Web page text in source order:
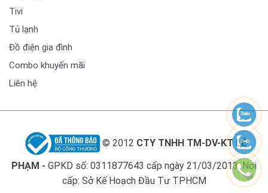
Tivi
Tủ lạnh
Đồ điện gia đình
Combo khuyến mãi
Liên hệ
© 2012 CTY TNHH TM-DV-KT LÊ
PHẠM - GPKD số: 0311877643 cấp ngày 21/03/2013. Nơi
cấp: Sở Kế Hoạch Đầu Tư TPHCM